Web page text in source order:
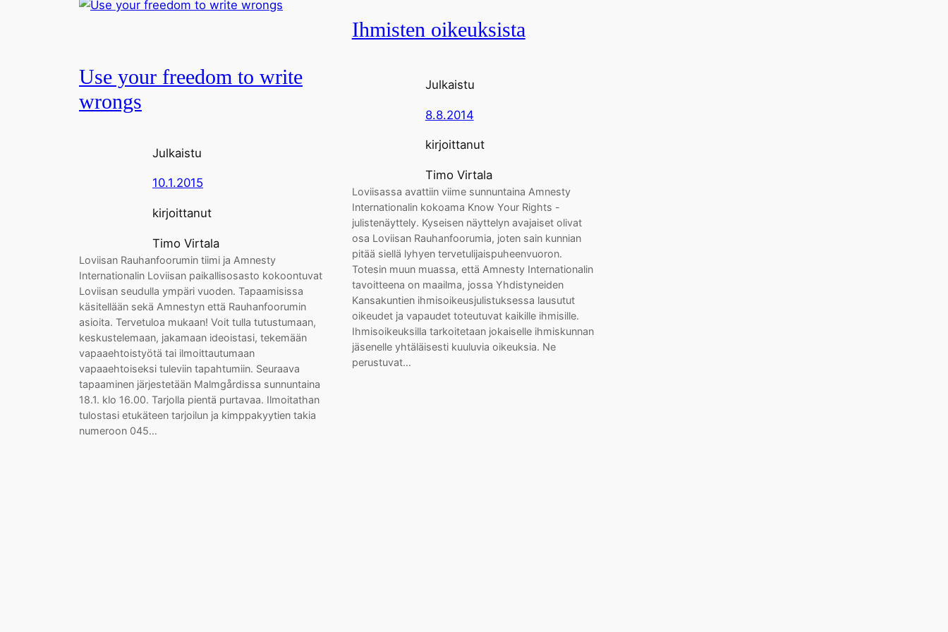
Use your freedom to write
wrongs
Julkaistu
10.1.2015
kirjoittanut
Timo Virtala
Loviisan Rauhanfoorumin tiimi ja Amnesty
Internationalin Loviisan paikallisosasto kokoontuvat
Loviisan seudulla ympäri vuoden. Tapaamisissa
käsitellään sekä Amnestyn että Rauhanfoorumin
asioita. Tervetuloa mukaan! Voit tulla tutustumaan,
keskustelemaan, jakamaan ideoistasi, tekemään
vapaaehtoistyötä tai ilmoittautumaan
vapaaehtoiseksi tuleviin tapahtumiin. Seuraava
tapaaminen järjestetään Malmgårdissa sunnuntaina
18.1. klo 16.00. Tarjolla pientä purtavaa. Ilmoitathan
tulostasi etukäteen tarjoilun ja kimppakyytien takia
numeroon 045…
Ihmisten oikeuksista
Julkaistu
8.8.2014
kirjoittanut
Timo Virtala
Loviisassa avattiin viime sunnuntaina Amnesty
Internationalin kokoama Know Your Rights -
julistenäyttely. Kyseisen näyttelyn avajaiset olivat
osa Loviisan Rauhanfoorumia, joten sain kunnian
pitää siellä lyhyen tervetulijaispuheenvuoron.
Totesin muun muassa, että Amnesty Internationalin
tavoitteena on maailma, jossa Yhdistyneiden
Kansakuntien ihmisoikeusjulistuksessa lausutut
oikeudet ja vapaudet toteutuvat kaikille ihmisille.
Ihmisoikeuksilla tarkoitetaan jokaiselle ihmiskunnan
jäsenelle yhtäläisesti kuuluvia oikeuksia. Ne
perustuvat…